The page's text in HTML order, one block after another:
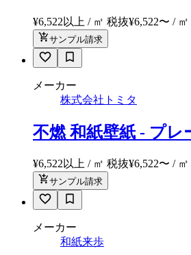
¥6,522以上 / ㎡ 税抜¥6,522〜 / ㎡
サンプル請求
メーカー
株式会社トミタ
不燃 和紙壁紙 - プレ
¥6,522以上 / ㎡ 税抜¥6,522〜 / ㎡
サンプル請求
メーカー
和紙来歩